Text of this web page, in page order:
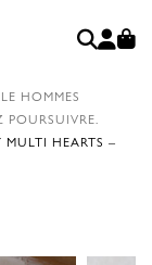
HOMMES
POURSUIVRE.
MULTI HEARTS –